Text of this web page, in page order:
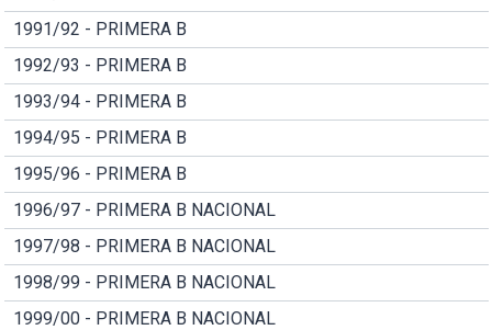
1991/92 - PRIMERA B
1992/93 - PRIMERA B
1993/94 - PRIMERA B
1994/95 - PRIMERA B
1995/96 - PRIMERA B
1996/97 - PRIMERA B NACIONAL
1997/98 - PRIMERA B NACIONAL
1998/99 - PRIMERA B NACIONAL
1999/00 - PRIMERA B NACIONAL